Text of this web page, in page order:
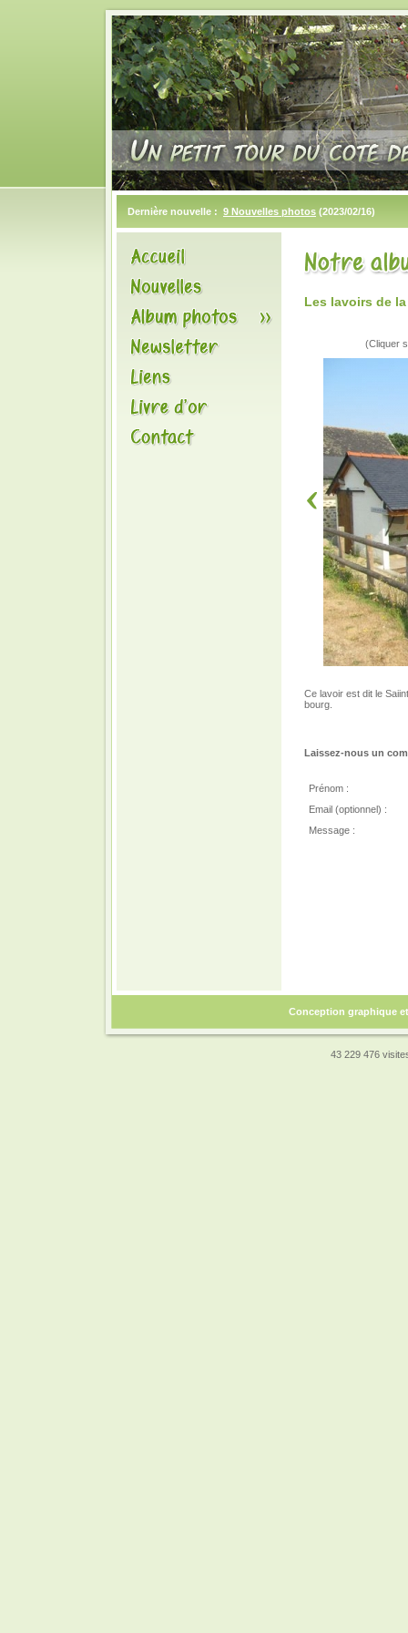
Dernière nouvelle : 9 Nouvelles photos (2023/02/16)
Les lavoirs de
(Cliquer
Ce lavoir est dit le
bourg.
Laissez-nous un
Prénom :
Email (optionnel) :
Message :
Conception graphique
43 229 476